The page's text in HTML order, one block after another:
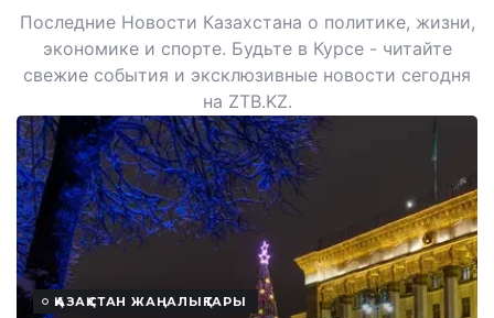
Последние Новости Казахстана о политике, жизни,
экономике и спорте. Будьте в Курсе - читайте
свежие события и эксклюзивные новости сегодня
на ZTB.KZ.
ҚАЗАҚСТАН ЖАҢАЛЫҚТАРЫ